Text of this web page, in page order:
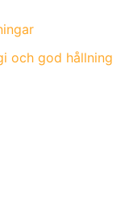
och god hållning